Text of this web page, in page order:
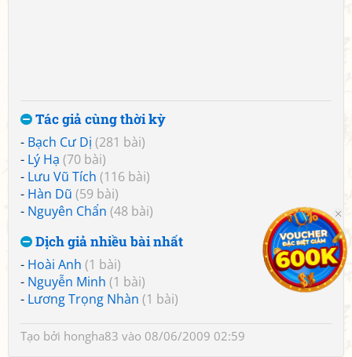
Tác giả cùng thời kỳ
- Bạch Cư Dị (281 bài)
- Lý Hạ (70 bài)
- Lưu Vũ Tích (116 bài)
- Hàn Dũ (59 bài)
- Nguyên Chẩn (48 bài)
Dịch giả nhiều bài nhất
- Hoài Anh (1 bài)
- Nguyễn Minh (1 bài)
- Lương Trọng Nhàn (1 bài)
Tạo bởi hongha83 vào 08/06/2009 02:59